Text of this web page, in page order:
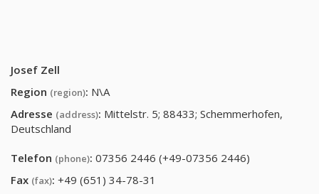
Josef Zell
Region (region): N\A
Adresse (address): Mittelstr. 5; 88433; Schemmerhofen,
Deutschland
Telefon (phone): 07356 2446 (+49-07356 2446)
Fax (fax): +49 (651) 34-78-31